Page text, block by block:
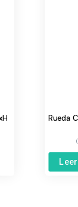
Rueda